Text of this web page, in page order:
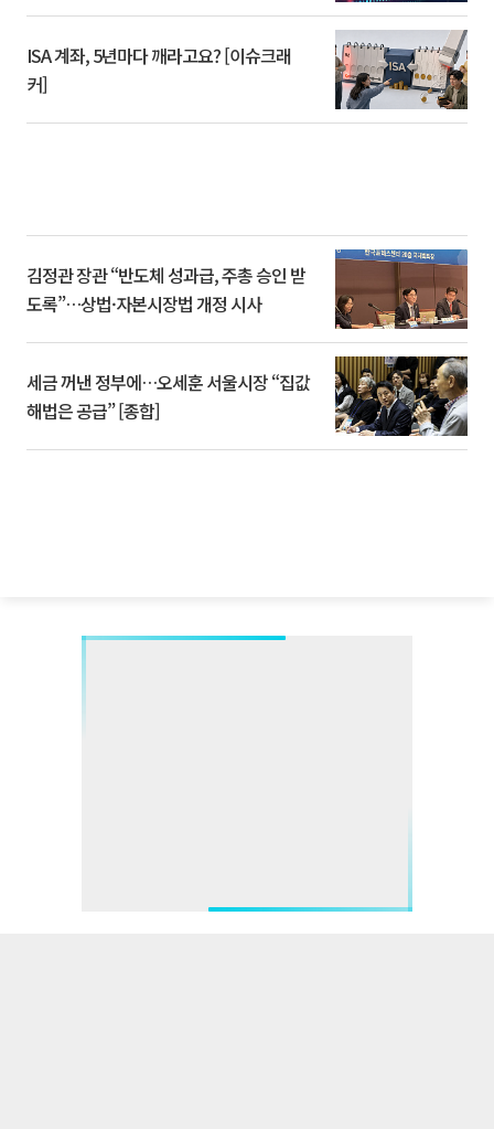
ISA 계좌, 5년마다 깨라고요? [이슈크래
커]
김정관 장관 “반도체 성과급, 주총 승인 받
도록”…상법·자본시장법 개정 시사
세금 꺼낸 정부에…오세훈 서울시장 “집값
해법은 공급” [종합]